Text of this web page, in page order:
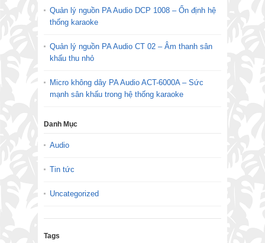
Quản lý nguồn PA Audio DCP 1008 – Ổn định hệ
thống karaoke
Quản lý nguồn PA Audio CT 02 – Âm thanh sân
khấu thu nhỏ
Micro không dây PA Audio ACT-6000A – Sức
mạnh sân khấu trong hệ thống karaoke
Danh Mục
Audio
Tin tức
Uncategorized
Tags